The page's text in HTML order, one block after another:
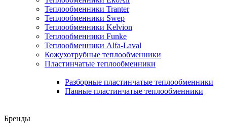
Теплообменники Tranter
Теплообменники Swep
Теплообменники Kelvion
Теплообменники Funke
Теплообменники Alfa-Laval
Кожухотрубные теплообменники
Пластинчатые теплообменники
Разборные пластинчатые теплообменники
Паяные пластинчатые теплообменники
Бренды